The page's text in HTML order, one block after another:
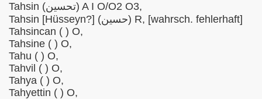
Tahsin (تحسین) A I O/O2 O3,
Tahsin [Hüsseyn?] (حسين) R, [wahrsch. fehlerhaft]
Tahsincan ( ) O,
Tahsine ( ) O,
Tahu ( ) O,
Tahvil ( ) O,
Tahya ( ) O,
Tahyettin ( ) O,